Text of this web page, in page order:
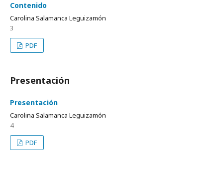
Contenido
Carolina Salamanca Leguizamón
3
PDF
Presentación
Presentación
Carolina Salamanca Leguizamón
4
PDF